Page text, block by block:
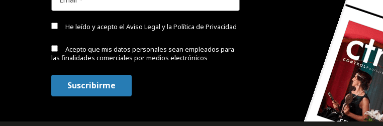
He leído y acepto el Aviso Legal y la Política de Privacidad
Acepto que mis datos personales sean empleados para
las finalidades comerciales por medios electrónicos